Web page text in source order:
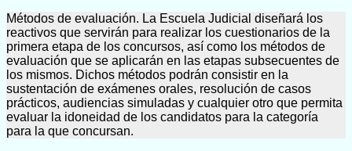
Métodos de evaluación. La Escuela Judicial diseñará los
reactivos que servirán para realizar los cuestionarios de la
primera etapa de los concursos, así como los métodos de
evaluación que se aplicarán en las etapas subsecuentes de
los mismos. Dichos métodos podrán consistir en la
sustentación de exámenes orales, resolución de casos
prácticos, audiencias simuladas y cualquier otro que permita
evaluar la idoneidad de los candidatos para la categoría
para la que concursan.